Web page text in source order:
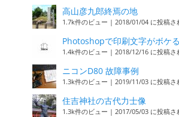
高山彦九郎終焉の地
1.7k件のビュー | 2018/01/04 に投稿さ
Photoshopで印刷文字がボケ
1.4k件のビュー | 2018/12/16 に投稿さ
ニコンD80 故障事例
1.3k件のビュー | 2019/11/03 に投稿さ
住吉神社の古代力士像
1.3k件のビュー | 2017/05/03 に投稿さ